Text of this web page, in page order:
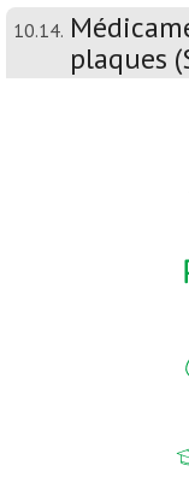
10.14.
plaques